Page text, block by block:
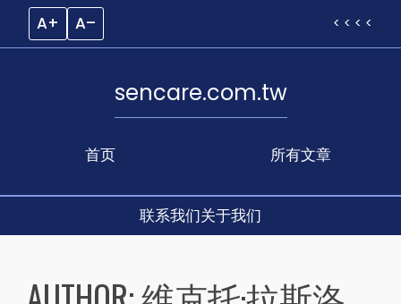
A+ A– < < < <
首页
sencare.com.tw
所有文章
联系我们关于我们
content